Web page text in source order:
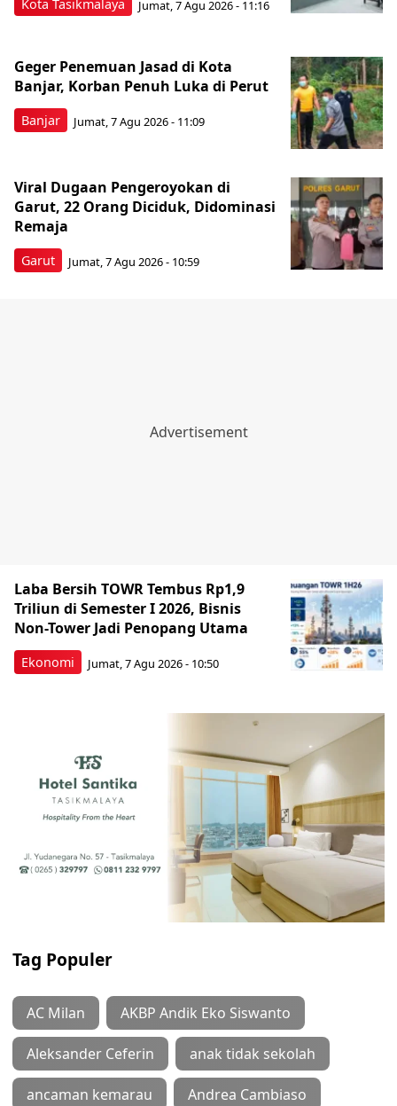
Kota Tasikmalaya Jumat, 7 Agu 2026 - 11:16
Banjar
Geger Penemuan Jasad di Kota
Banjar, Korban Penuh Luka di Perut
Jumat, 7 Agu 2026 - 11:09
Garut
Viral Dugaan Pengeroyokan di
Garut, 22 Orang Diciduk, Didominasi
Remaja
Jumat, 7 Agu 2026 - 10:59
Ekonomi
Laba Bersih TOWR Tembus Rp1,9
Triliun di Semester I 2026, Bisnis
Non-Tower Jadi Penopang Utama
Jumat, 7 Agu 2026 - 10:50
Tag Populer
AC Milan AKBP Andik Eko Siswanto
Aleksander Ceferin anak tidak sekolah
ancaman kemarau Andrea Cambiaso